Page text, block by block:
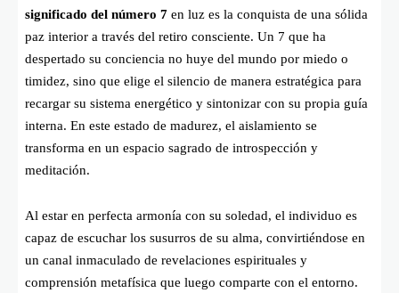
significado del número 7 en luz es la conquista de una sólida
paz interior a través del retiro consciente. Un 7 que ha
despertado su conciencia no huye del mundo por miedo o
timidez, sino que elige el silencio de manera estratégica para
recargar su sistema energético y sintonizar con su propia guía
interna. En este estado de madurez, el aislamiento se
transforma en un espacio sagrado de introspección y
meditación.
Al estar en perfecta armonía con su soledad, el individuo es
capaz de escuchar los susurros de su alma, convirtiéndose en
un canal inmaculado de revelaciones espirituales y
comprensión metafísica que luego comparte con el entorno.